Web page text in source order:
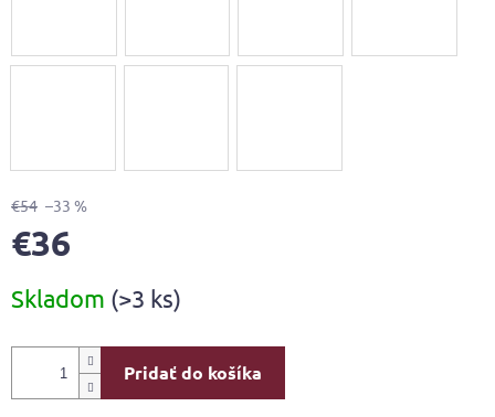
€54 –33 %
€36
cena:
Skladom (>3 ks)
Pridať do košíka